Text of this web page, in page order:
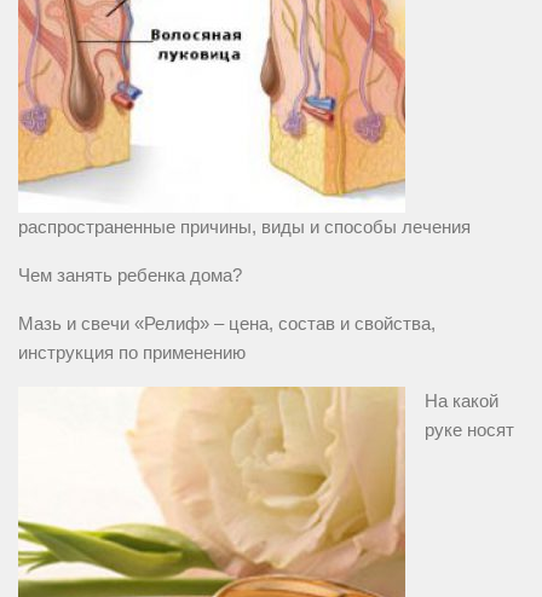
распространенные причины, виды и способы лечения
Чем занять ребенка дома?
Мазь и свечи «Релиф» – цена, состав и свойства,
инструкция по применению
На какой
руке носят